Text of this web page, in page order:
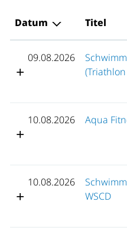
Datum Titel
09.08.2026
10.08.2026 Aqua
10.08.2026
WSCD